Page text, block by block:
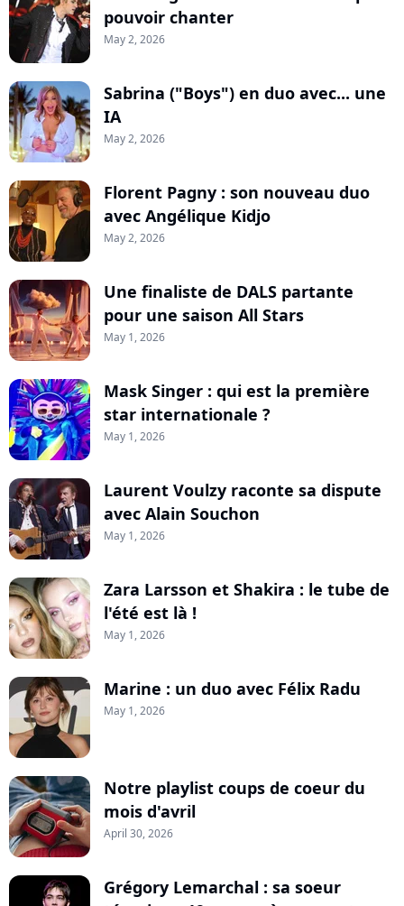
pouvoir chanter
May 2, 2026
Sabrina ("Boys") en duo avec... une
IA
May 2, 2026
Florent Pagny : son nouveau duo
avec Angélique Kidjo
May 2, 2026
Une finaliste de DALS partante
pour une saison All Stars
May 1, 2026
Mask Singer : qui est la première
star internationale ?
May 1, 2026
Laurent Voulzy raconte sa dispute
avec Alain Souchon
May 1, 2026
Zara Larsson et Shakira : le tube de
l'été est là !
May 1, 2026
Marine : un duo avec Félix Radu
May 1, 2026
Notre playlist coups de coeur du
mois d'avril
April 30, 2026
Grégory Lemarchal : sa soeur